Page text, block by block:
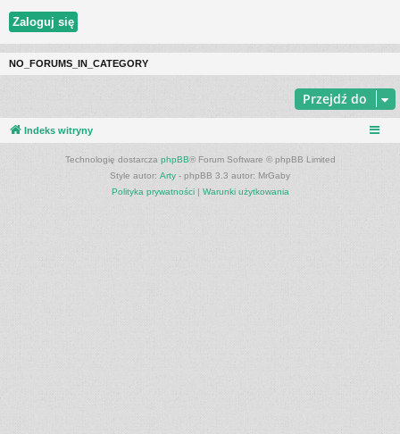
NO_FORUMS_IN_CATEGORY
Przejdź do
Indeks witryny
Technologię dostarcza phpBB® Forum Software © phpBB Limited
Style autor: Arty - phpBB 3.3 autor: MrGaby
Polityka prywatności| Warunki użytkowania